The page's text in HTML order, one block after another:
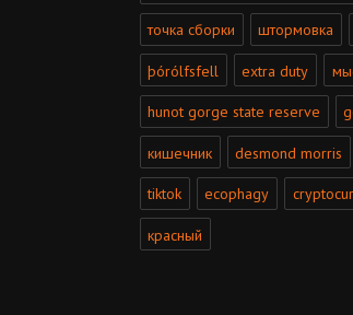
точка сборки штормовка
þórólfsfell extra duty
hunot gorge state reserve
кишечник desmond morris
tiktok ecophagy
красный